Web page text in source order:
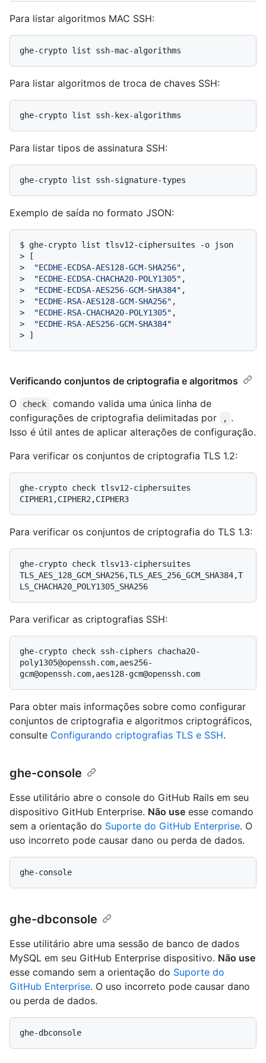
Para listar algoritmos MAC SSH:
Para listar algoritmos de troca de chaves SSH:
Para listar tipos de assinatura SSH:
Exemplo de saída no formato JSON:
$ ghe-crypto list tlsv12-ciphersuites -o json
>
[
>
"ECDHE-ECDSA-AES128-GCM-SHA256" ,
>
"ECDHE-ECDSA-CHACHA20-POLY1305" ,
>
"ECDHE-ECDSA-AES256-GCM-SHA384" ,
>
"ECDHE-RSA-AES128-GCM-SHA256" ,
>
"ECDHE-RSA-CHACHA20-POLY1305" ,
>
"ECDHE-RSA-AES256-GCM-SHA384"
>
]
Verificando conjuntos de criptografia e algoritmos
O
check
comando valida uma única linha de
configurações de criptografia delimitadas por
, .
Isso é útil antes de aplicar alterações de configuração.
Para verificar os conjuntos de criptografia TLS 1.2:
ghe-crypto check tlsv12-ciphersuites
Para verificar os conjuntos de criptografia do TLS 1.3:
ghe-crypto check tlsv13-ciphersuites
TLS_AES_128_GCM_SHA256,TLS_AES_256_GCM_SHA384,T
Para verificar as criptografias SSH:
ghe-crypto check ssh-ciphers chacha20-
poly1305@openssh.com,aes256-
Para obter mais informações sobre como configurar
conjuntos de criptografia e algoritmos criptográficos,
consulte Configurando criptografias TLS e SSH.
ghe-console
Esse utilitário abre o console do GitHub Rails em seu
dispositivo GitHub Enterprise. Não use esse comando
sem a orientação do Suporte do GitHub Enterprise. O
uso incorreto pode causar dano ou perda de dados.
ghe-dbconsole
Esse utilitário abre uma sessão de banco de dados
MySQL em seu GitHub Enterprise dispositivo. Não use
esse comando sem a orientação do Suporte do
GitHub Enterprise. O uso incorreto pode causar dano
ou perda de dados.